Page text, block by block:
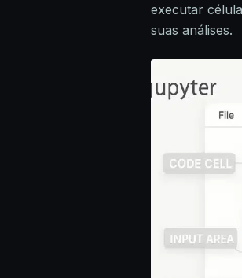
executar
suas análises.